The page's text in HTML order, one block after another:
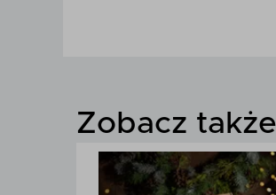
Zobacz także